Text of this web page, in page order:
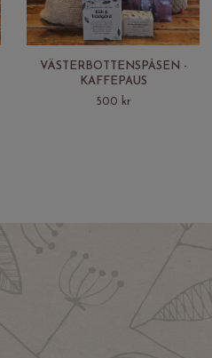
VÄSTERBOTTENSPÅSEN -
KAFFEPAUS
500 kr